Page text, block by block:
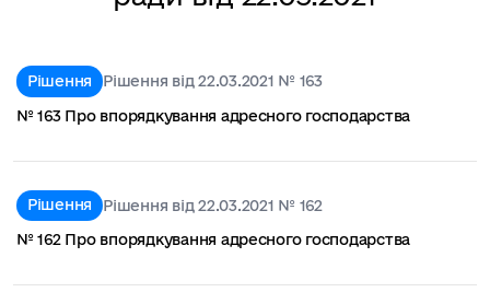
Рішення
Рішення від 22.03.2021 № 163
№ 163 Про впорядкування адресного господарства
Рішення
Рішення від 22.03.2021 № 162
№ 162 Про впорядкування адресного господарства